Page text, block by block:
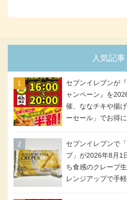
人気記事
セブンイレブンが
ャンペーン』を
催、ななチキや揚
ーセール」でお得
アメリカンドッグ
セブンイレブンで
プ」が2026年8月1
ち食感のクレープ
レンジアップで手